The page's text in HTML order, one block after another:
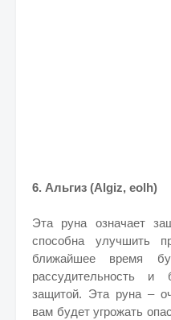
6. Альгиз (Algiz, eolh)
Эта руна означает
способна улучшить
ближайшее время
рассудительность и
защитой. Эта руна –
вам будет угрожать